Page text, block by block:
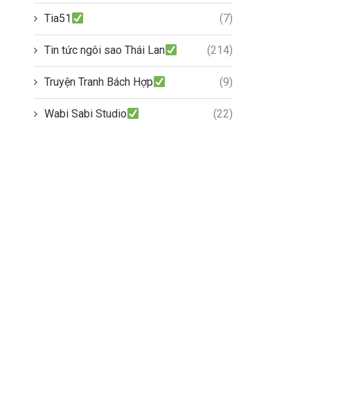
Tia51 (7)
Tin tức ngôi sao Thái Lan (214)
Truyện Tranh Bách Hợp (9)
Wabi Sabi Studio (22)